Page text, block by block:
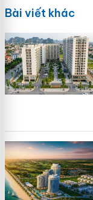
Bài viết khác